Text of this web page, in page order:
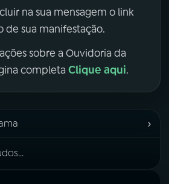
na sua mensagem o link
de sua manifestação.
sobre a Ouvidoria da
completa Clique aqui.
›